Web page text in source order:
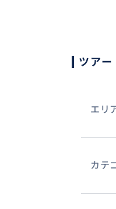
ツア
エリ
カテ